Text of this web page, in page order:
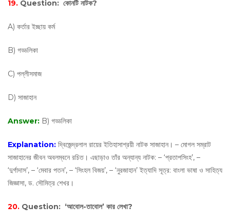
19. Question: কোনটি নাটক?
A) কর্তার ইচ্ছায় কর্ম
B) গড্ডলিকা
C) পল্লীসমাজ
D) সাজাহান
Answer: B) গড্ডলিকা
Explanation: দ্বিজেন্দ্রলাল রায়ের ইতিহাসাশ্রয়ী নাটক সাজাহান। – মোগল সম্রাট
সাজাহানের জীবন অবলম্বনে রচিত। এছাড়াও তাঁর অন্যান্য নাটক: – ‘প্রতাপসিংহ’, –
‘দুর্গাদাস’, – ‘মেবার পতন’, – ‘সিংহল বিজয়’, – ‘নুরজাহান’ ইত্যাদি সূত্র: বাংলা ভাষা ও সাহিত্য
জিজ্ঞাসা, ড. সৌমিত্র শেখর।
20. Question: ‘আবোল-তাবোল’ কার লেখা?